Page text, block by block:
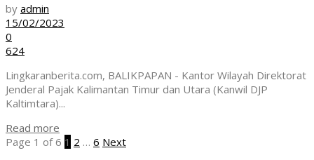
by admin
15/02/2023
0
624
Lingkaranberita.com, BALIKPAPAN - Kantor Wilayah Direktorat
Jenderal Pajak Kalimantan Timur dan Utara (Kanwil DJP
Kaltimtara)...
Read more
Page 1 of 6 1 2 … 6 Next